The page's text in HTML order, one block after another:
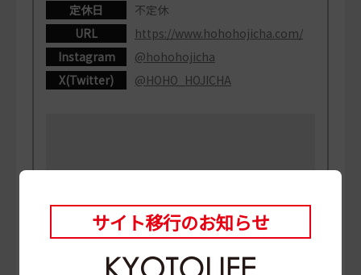
定休日
不定休
URL
https://www.hohohojicha.com/
Instagram
@hohohojicha
X(Twitter)
@HOHO_HOJICHA
サイト移行のお知らせ